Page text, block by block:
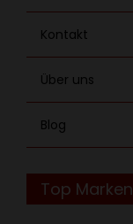
Kontakt
Über uns
Blog
Top Marken